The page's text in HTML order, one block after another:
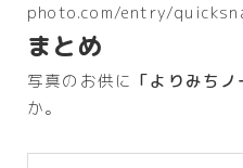
photo.com/entry/
まとめ
写真のお供に 「よりみちノ
か。